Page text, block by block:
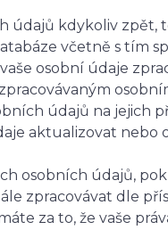
údajů kdykoliv
včetně s tím
osobní údaje
údajů na jejich
aktualizovat nebo
osobních údajů,
zpracovávat dle
za to, že vaše